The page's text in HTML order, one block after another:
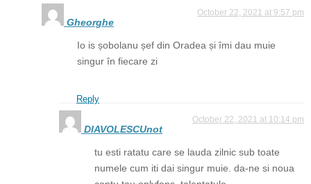
Gheorghe
October 22, 2021 at 9:57 pm
Io is șobolanu șef din Oradea și îmi dau muie
singur în fiecare zi
Reply
DIAVOLESCUnot
October 22, 2021 at 10:14 pm
tu esti ratatu care se lauda zilnic sub toate
numele cum iti dai singur muie. da-ne si noua